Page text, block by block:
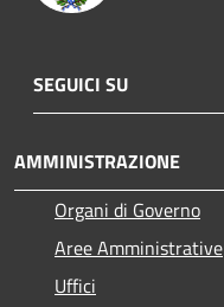
SEGUICI SU
AMMINISTRAZIONE
Organi di Governo
Aree Amministrative
Uffici